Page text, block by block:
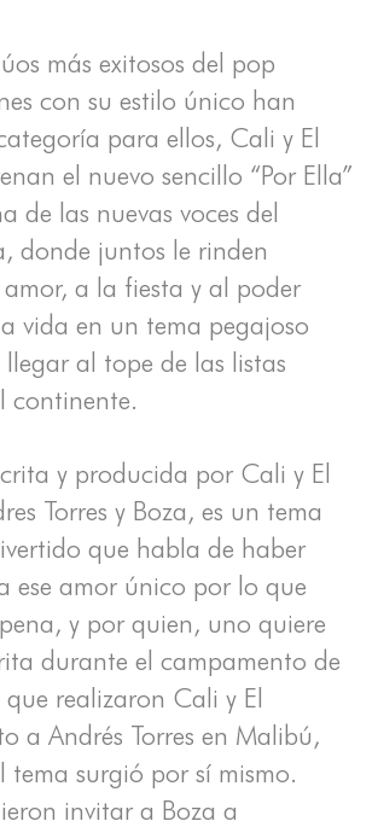
más exitosos del pop
con su estilo único han
para ellos, Cali y El
el nuevo sencillo “Por Ella”
de las nuevas voces del
donde juntos le rinden
a la fiesta y al poder
vida en un tema pegajoso
al tope de las listas
continente.
y producida por Cali y El
Torres y Boza, es un tema
que habla de haber
ese amor único por lo que
y por quien, uno quiere
durante el campamento de
realizaron Cali y El
a Andrés Torres en Malibú,
surgió por sí mismo.
invitar a Boza a